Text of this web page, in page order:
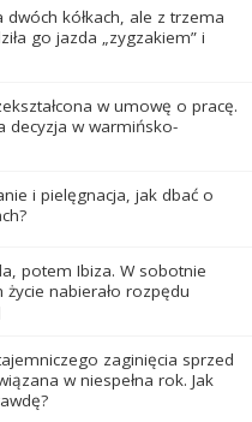
dwóch kółkach, ale z trzema
go jazda „zygzakiem” i
w umowę o pracę.
decyzja w warmińsko-
i pielęgnacja, jak dbać o
potem Ibiza. W sobotnie
życie nabierało rozpędu
zaginięcia sprzed
w niespełna rok. Jak